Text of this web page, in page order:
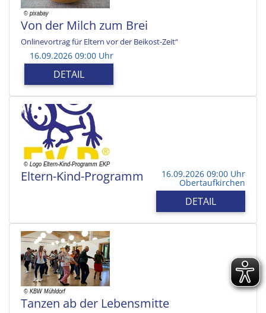
Von der Milch zum Brei
Onlinevortrag für Eltern vor der Beikost-Zeit“
16.09.2026 09:00 Uhr
DETAIL
Eltern-Kind-Programm 16.09.2026 09:00 Uhr
Obertaufkirchen
DETAIL
Tanzen ab der Lebensmitte